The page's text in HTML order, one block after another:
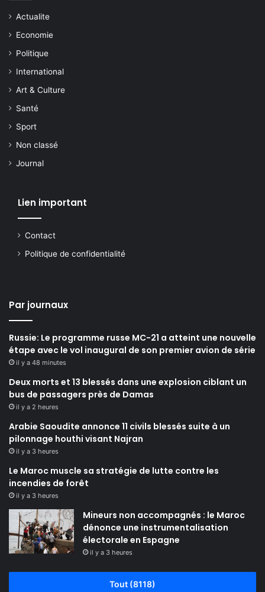
Actualite
Economie
Politique
International
Art & Culture
Santé
Sport
Non classé
Journal
Lien important
Contact
Politique de confidentialité
Par journaux
Russie: Le programme russe MC-21 a atteint une nouvelle
étape avec le vol inaugural de son premier avion de série
il y a 48 minutes
Deux morts et 13 blessés dans une explosion ciblant un
bus de passagers près de Damas
il y a 2 heures
Arabie Saoudite annonce 11 civils blessés suite à un
pilonnage houthi visant Najran
il y a 3 heures
Le Maroc muscle sa stratégie de lutte contre les
incendies de forêt
il y a 3 heures
Mineurs non accompagnés : le Maroc
dénonce une instrumentalisation
électorale en Espagne
il y a 3 heures
Tout (8118)